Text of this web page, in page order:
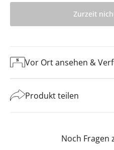
Zurzeit
Vor Ort ansehen &
Produkt teilen
Noch Fragen